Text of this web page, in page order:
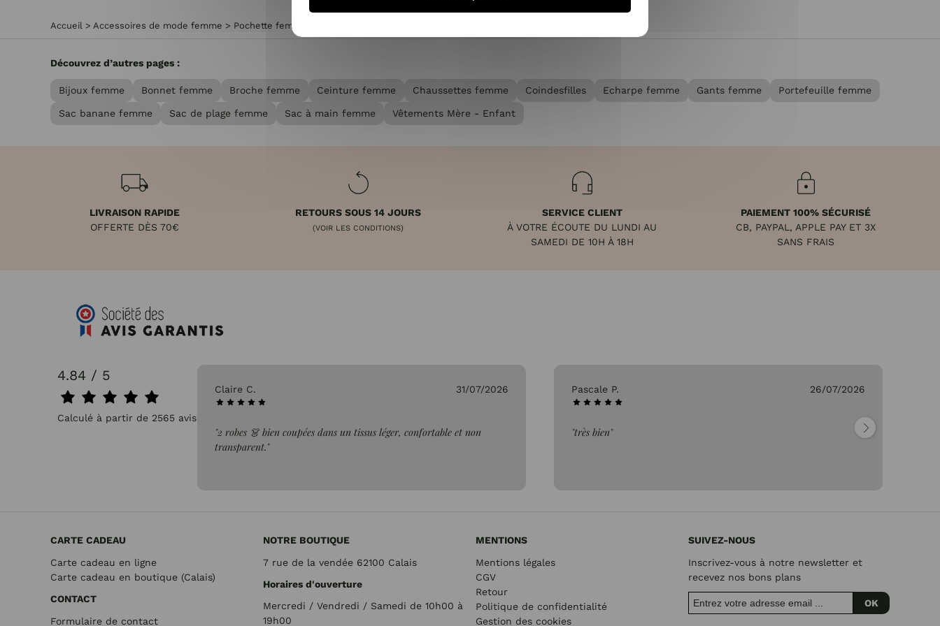
Accueil > Accessoires de mode femme > Pochette femme
Découvrez d’autres pages :
Bijoux femme Bonnet femme Broche femme Ceinture femme Chaussettes femme Coindesfilles Echarpe femme Gants femme Portefeuille femme
Sac banane femme Sac de plage femme Sac à main femme Vêtements Mère - Enfant
LIVRAISON RAPIDE
OFFERTE DÈS 70€
RETOURS SOUS 14 JOURS
(VOIR LES CONDITIONS)
SERVICE CLIENT
À VOTRE ÉCOUTE DU LUNDI AU
SAMEDI DE 10H À 18H
PAIEMENT 100% SÉCURISÉ
CB, PAYPAL, APPLE PAY ET 3X
SANS FRAIS
4.84 / 5
Calculé à partir de 2565 avis.
31/07/2026 Claire C. 31/07/2026
"2 robes 👗 bien coupées dans un tissus léger, confortable et non
transparent."
Pascale P. 26/07/2026
"très bien"
CARTE CADEAU
Carte cadeau en ligne
Carte cadeau en boutique (Calais)
CONTACT
Formulaire de contact
NOTRE BOUTIQUE
7 rue de la vendée 62100 Calais
Horaires d'ouverture
Mercredi / Vendredi / Samedi de 10h00 à
19h00
MENTIONS
Mentions légales
CGV
Retour
Politique de confidentialité
Gestion des cookies
SUIVEZ-NOUS
Inscrivez-vous à notre newsletter et
recevez nos bons plans
OK